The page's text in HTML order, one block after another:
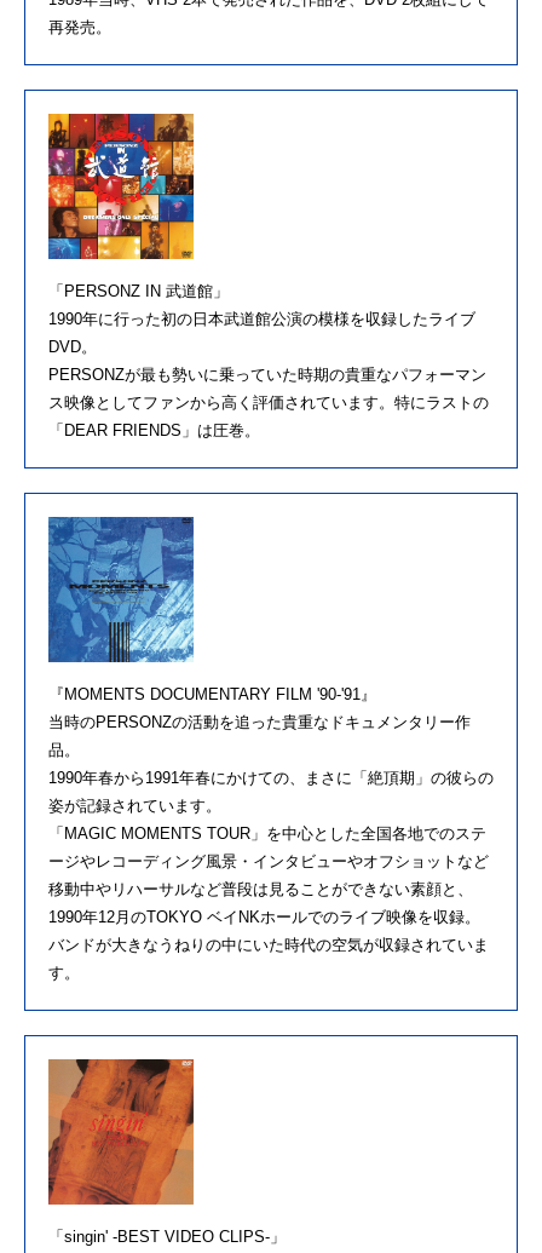
再発売。
「PERSONZ IN 武道館」
1990年に行った初の日本武道館公演の模様を収録したライブ
DVD。
PERSONZが最も勢いに乗っていた時期の貴重なパフォーマン
ス映像としてファンから高く評価されています。特にラストの
「DEAR FRIENDS」は圧巻。
『MOMENTS DOCUMENTARY FILM '90-'91』
当時のPERSONZの活動を追った貴重なドキュメンタリー作
品。
1990年春から1991年春にかけての、まさに「絶頂期」の彼らの
姿が記録されています。
「MAGIC MOMENTS TOUR」を中心とした全国各地でのステ
ージやレコーディング風景・インタビューやオフショットなど
移動中やリハーサルなど普段は見ることができない素顔と、
1990年12月のTOKYO ベイNKホールでのライブ映像を収録。
バンドが大きなうねりの中にいた時代の空気が収録されていま
す。
「singin' -BEST VIDEO CLIPS-」